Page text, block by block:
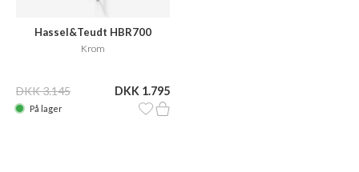
Hassel&Teudt HBR700
Krom
DKK 3.145 DKK 1.795
På lager